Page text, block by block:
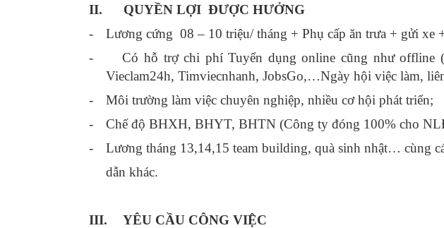
II.
QUYỀN LỢI ĐƯỢC HƯỞNG
-
Lương cứng 08 – 10 triệu/ tháng + Phụ cấp ăn trưa + gửi xe
-
Có hỗ trợ chi phí Tuyển dụng online cũng như offline
Vieclam24h, Timviecnhanh, JobsGo,…Ngày hội việc làm,
-
Môi trường làm việc chuyên nghiệp, nhiều cơ hội phát triển;
-
Chế độ BHXH, BHYT, BHTN (Công ty đóng 100% cho
-
Lương tháng 13,14,15 team building, quà sinh nhật… cùng
dẫn khác.
III.
YÊU CẦU CÔNG VIỆC